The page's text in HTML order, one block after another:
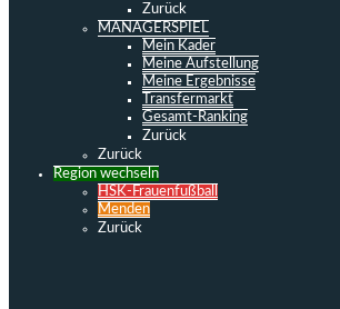
Zurück
MANAGERSPIEL
Mein Kader
Meine Aufstellung
Meine Ergebnisse
Transfermarkt
Gesamt-Ranking
Zurück
Zurück
Region wechseln
HSK-Frauenfußball
Menden
Zurück